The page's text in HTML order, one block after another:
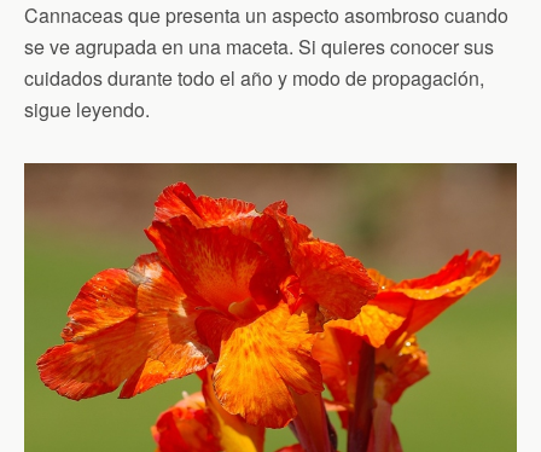
Cannaceas que presenta un aspecto asombroso cuando
se ve agrupada en una maceta. Si quieres conocer sus
cuidados durante todo el año y modo de propagación,
sigue leyendo.